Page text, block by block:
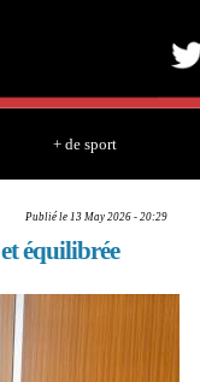
+ de sport
Publié le 13 May 2026 - 20:29
équilibrée